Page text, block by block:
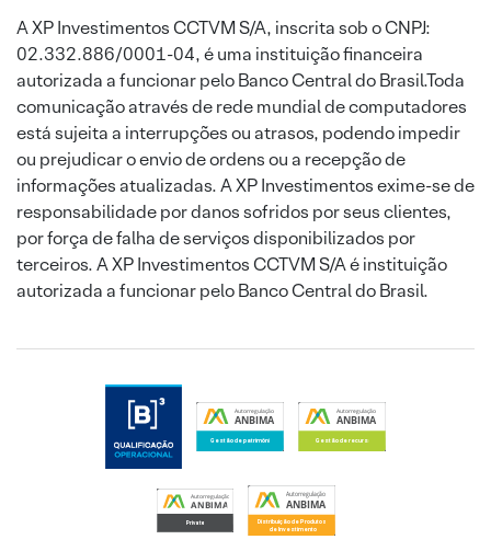
A XP Investimentos CCTVM S/A, inscrita sob o CNPJ:
02.332.886/0001-04, é uma instituição financeira
autorizada a funcionar pelo Banco Central do Brasil.Toda
comunicação através de rede mundial de computadores
está sujeita a interrupções ou atrasos, podendo impedir
ou prejudicar o envio de ordens ou a recepção de
informações atualizadas. A XP Investimentos exime-se de
responsabilidade por danos sofridos por seus clientes,
por força de falha de serviços disponibilizados por
terceiros. A XP Investimentos CCTVM S/A é instituição
autorizada a funcionar pelo Banco Central do Brasil.